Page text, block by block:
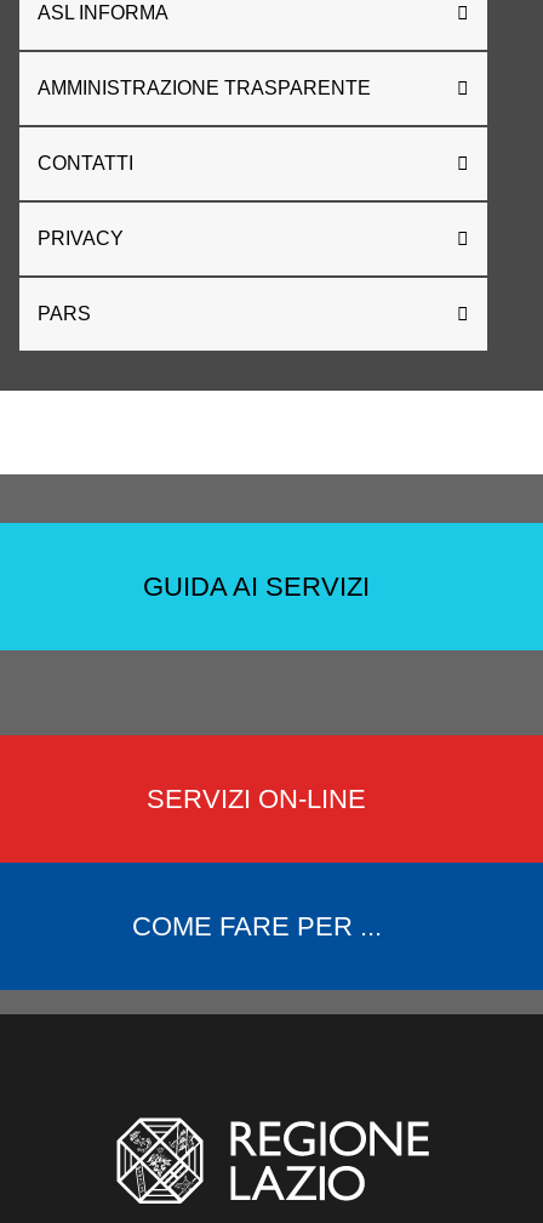
ASL INFORMA
AMMINISTRAZIONE TRASPARENTE
CONTATTI
PRIVACY
PARS
GUIDA AI SERVIZI
SERVIZI ON-LINE
COME FARE PER ...